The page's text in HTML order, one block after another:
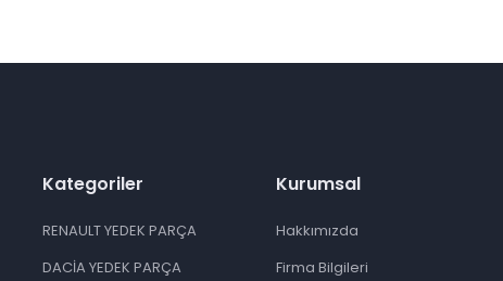
Kategoriler
RENAULT YEDEK PARÇA
DACİA YEDEK PARÇA
Kurumsal
Hakkımızda
Firma Bilgileri